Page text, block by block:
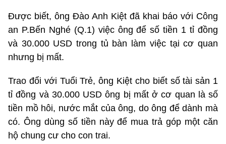
Được biết, ông Đào Anh Kiệt đã khai báo với Công
an P.Bến Nghé (Q.1) việc ông để số tiền 1 tỉ đồng
và 30.000 USD trong tủ bàn làm việc tại cơ quan
nhưng bị mất.
Trao đổi với Tuổi Trẻ, ông Kiệt cho biết số tài sản 1
tỉ đồng và 30.000 USD ông bị mất ở cơ quan là số
tiền mồ hôi, nước mắt của ông, do ông để dành mà
có. Ông dùng số tiền này để mua trả góp một căn
hộ chung cư cho con trai.